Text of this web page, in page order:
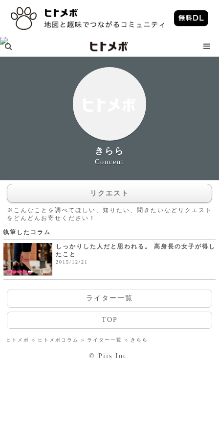
きらら
Concent
リクエスト
※こんなことを調べてほしい、知りたい、聞きたいなどリクエスト
をどんどんお寄せください！
執筆したコラム
しっかりした人だと思われる。 高身長の女子が得し
たこと
2015/12/21
ライター一覧
TOP
ヒトメボ ヒトメボコラム ライター一覧 きらら
© Piis Inc.